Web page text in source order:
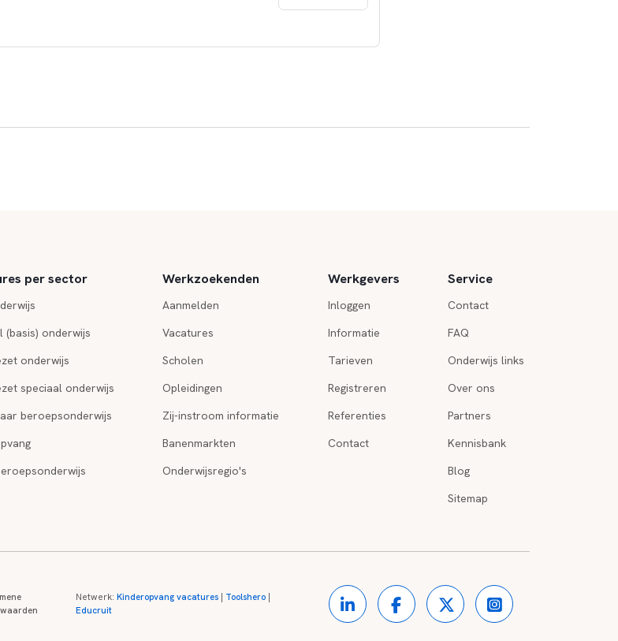
per sector
(basis) onderwijs
onderwijs
speciaal onderwijs
beroepsonderwijs
Werkzoekenden
Aanmelden
Vacatures
Scholen
Opleidingen
Zij-instroom informatie
Banenmarkten
Onderwijsregio's
Werkgevers
Inloggen
Informatie
Tarieven
Registreren
Referenties
Contact
Service
Contact
FAQ
Onderwijs links
Over ons
Partners
Kennisbank
Blog
Sitemap
Netwerk: Kinderopvang vacatures| Toolshero|
Educruit